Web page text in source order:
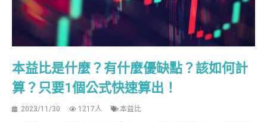
本益比是什麼？有什麼優缺點？該如何計
算？只要1個公式快速算出！
2023/11/30 1217人 本益比